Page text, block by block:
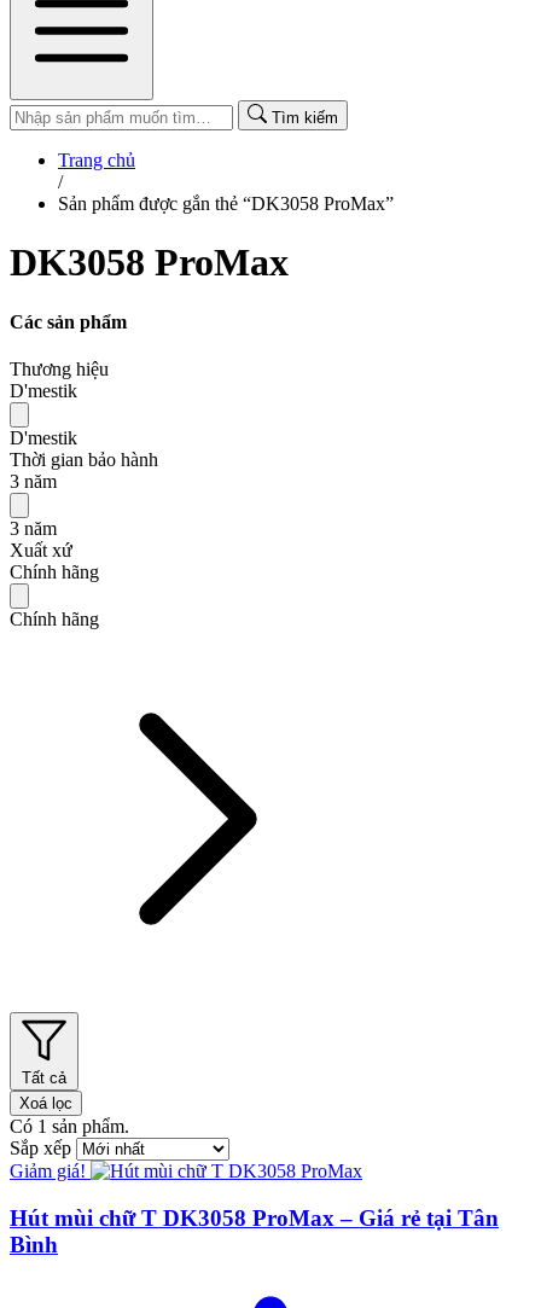
Tìm kiếm
Trang chủ
/
Sản phẩm được gắn thẻ “DK3058 ProMax”
DK3058 ProMax
Các sản phẩm
Thương hiệu
D'mestik
D'mestik
Thời gian bảo hành
3 năm
3 năm
Xuất xứ
Chính hãng
Chính hãng
Tất cả
Xoá lọc
Có 1 sản phẩm.
Sắp xếp
Giảm giá!
Hút mùi chữ T DK3058 ProMax – Giá rẻ tại Tân
Bình